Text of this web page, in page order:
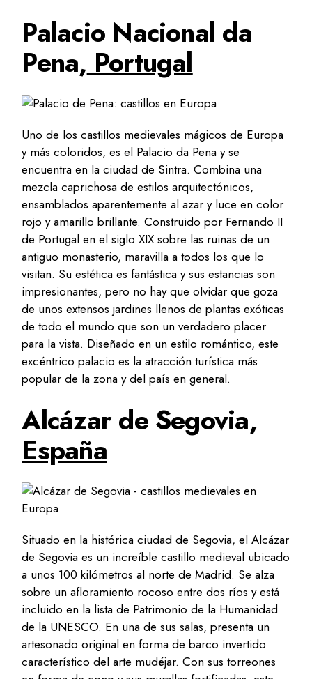
Palacio Nacional da
Pena,Portugal
Uno de los castillos medievales mágicos de Europa
y más coloridos, es el Palacio da Pena y se
encuentra en la ciudad de Sintra. Combina una
mezcla caprichosa de estilos arquitectónicos,
ensamblados aparentemente al azar y luce en color
rojo y amarillo brillante. Construido por Fernando II
de Portugal en el siglo XIX sobre las ruinas de un
antiguo monasterio, maravilla a todos los que lo
visitan. Su estética es fantástica y sus estancias son
impresionantes, pero no hay que olvidar que goza
de unos extensos jardines llenos de plantas exóticas
de todo el mundo que son un verdadero placer
para la vista. Diseñado en un estilo romántico, este
excéntrico palacio es la atracción turística más
popular de la zona y del país en general.
Alcázar de Segovia,
España
Situado en la histórica ciudad de Segovia, el Alcázar
de Segovia es un increíble castillo medieval ubicado
a unos 100 kilómetros al norte de Madrid. Se alza
sobre un afloramiento rocoso entre dos ríos y está
incluido en la lista de Patrimonio de la Humanidad
de la UNESCO. En una de sus salas, presenta un
artesonado original en forma de barco invertido
característico del arte mudéjar. Con sus torreones